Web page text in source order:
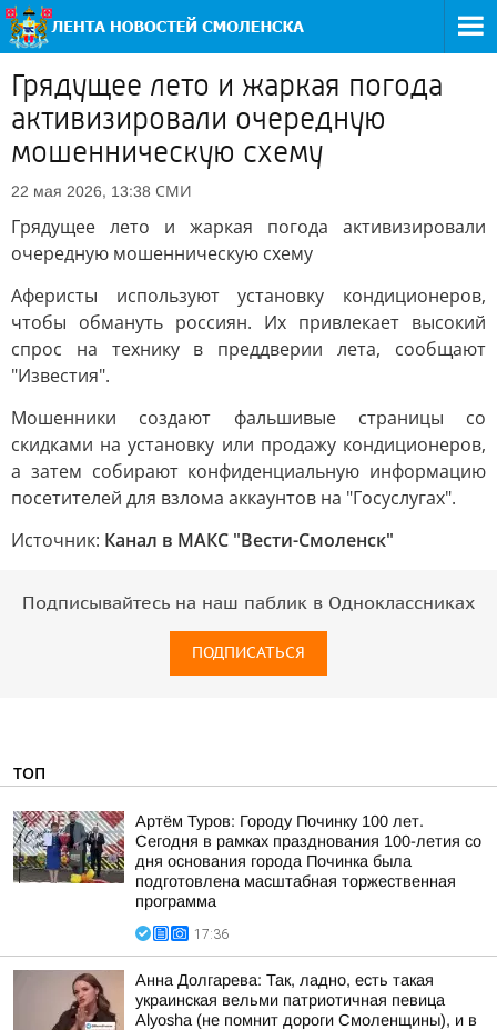
Грядущее лето и жаркая погода
активизировали очередную
мошенническую схему
22 мая 2026, 13:38 СМИ
Грядущее лето и жаркая погода активизировали
очередную мошенническую схему
Аферисты используют установку кондиционеров,
чтобы обмануть россиян. Их привлекает высокий
спрос на технику в преддверии лета, сообщают
"Известия".
Мошенники создают фальшивые страницы со
скидками на установку или продажу кондиционеров,
а затем собирают конфиденциальную информацию
посетителей для взлома аккаунтов на "Госуслугах".
Источник: Канал в МАКС "Вести-Смоленск"
Подписывайтесь на наш паблик в Одноклассниках
ПОДПИСАТЬСЯ
ТОП
Артём Туров: Городу Починку 100 лет.
Сегодня в рамках празднования 100-летия со
дня основания города Починка была
подготовлена масштабная торжественная
программа
17:36
Анна Долгарева: Так, ладно, есть такая
украинская вельми патриотичная певица
Alyosha (не помнит дороги Смоленщины), и в